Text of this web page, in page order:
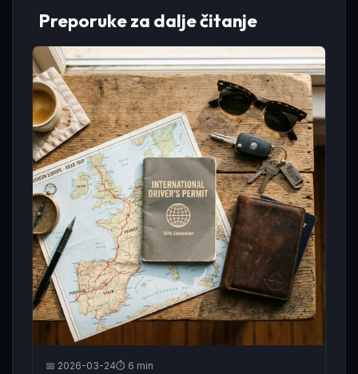
Preporuke za dalje čitanje
📅 2026-03-24⏱️ 6 min